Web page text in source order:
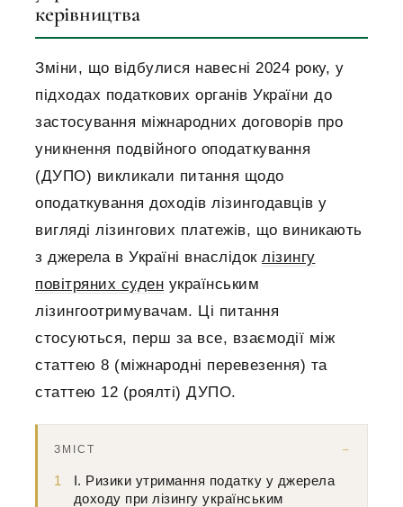
керівництва
Зміни, що відбулися навесні 2024 року, у
підходах податкових органів України до
застосування міжнародних договорів про
уникнення подвійного оподаткування
(ДУПО) викликали питання щодо
оподаткування доходів лізингодавців у
вигляді лізингових платежів, що виникають
з джерела в Україні внаслідок лізингу
повітряних суден українським
лізингоотримувачам. Ці питання
стосуються, перш за все, взаємодії між
статтею 8 (міжнародні перевезення) та
статтею 12 (роялті) ДУПО.
ЗМІСТ
1
I. Ризики утримання податку у джерела
доходу при лізингу українським